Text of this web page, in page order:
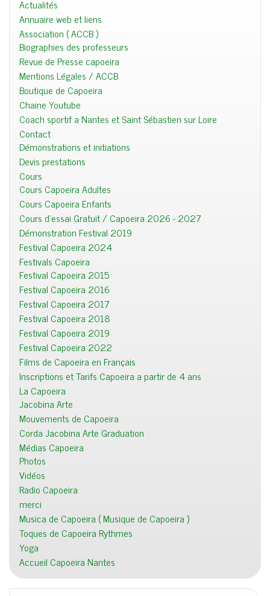
Actualités
Annuaire web et liens
Association ( ACCB )
Biographies des professeurs
Revue de Presse capoeira
Mentions Légales / ACCB
Boutique de Capoeira
Chaine Youtube
Coach sportif a Nantes et Saint Sébastien sur Loire
Contact
Démonstrations et initiations
Devis prestations
Cours
Cours Capoeira Adultes
Cours Capoeira Enfants
Cours d'essai Gratuit / Capoeira 2026 - 2027
Démonstration Festival 2019
Festival Capoeira 2024
Festivals Capoeira
Festival Capoeira 2015
Festival Capoeira 2016
Festival Capoeira 2017
Festival Capoeira 2018
Festival Capoeira 2019
Festival Capoeira 2022
Films de Capoeira en Français
Inscriptions et Tarifs Capoeira a partir de 4 ans
La Capoeira
Jacobina Arte
Mouvements de Capoeira
Corda Jacobina Arte Graduation
Médias Capoeira
Photos
Vidéos
Radio Capoeira
merci
Musica de Capoeira ( Musique de Capoeira )
Toques de Capoeira Rythmes
Yoga
Accueil Capoeira Nantes